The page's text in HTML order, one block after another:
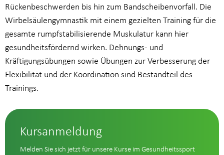
Rückenbeschwerden bis hin zum Bandscheibenvorfall. Die
Wirbelsäulengymnastik mit einem gezielten Training für die
gesamte rumpfstabilisierende Muskulatur kann hier
gesundheitsfördernd wirken. Dehnungs- und
Kräftigungsübungen sowie Übungen zur Verbesserung der
Flexibilität und der Koordination sind Bestandteil des
Trainings.
Kursanmeldung
Melden Sie sich jetzt für unsere Kurse im Gesundheitssport